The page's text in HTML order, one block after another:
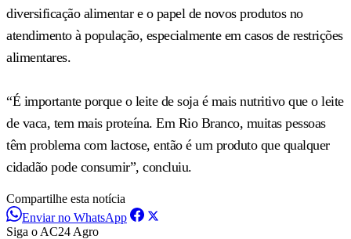
diversificação alimentar e o papel de novos produtos no
atendimento à população, especialmente em casos de restrições
alimentares.
“É importante porque o leite de soja é mais nutritivo que o leite
de vaca, tem mais proteína. Em Rio Branco, muitas pessoas
têm problema com lactose, então é um produto que qualquer
cidadão pode consumir”, concluiu.
Compartilhe esta notícia
Enviar no WhatsApp
Siga o AC24 Agro